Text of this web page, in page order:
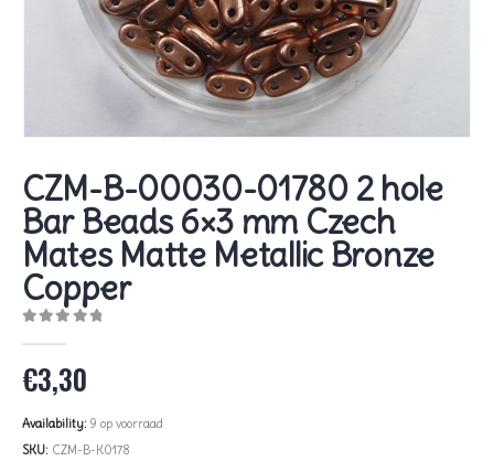
CZM-B-00030-01780 2 hole
Bar Beads 6×3 mm Czech
Mates Matte Metallic Bronze
Copper
€3,30
Availability: 9 op voorraad
SKU: CZM-B-K0178